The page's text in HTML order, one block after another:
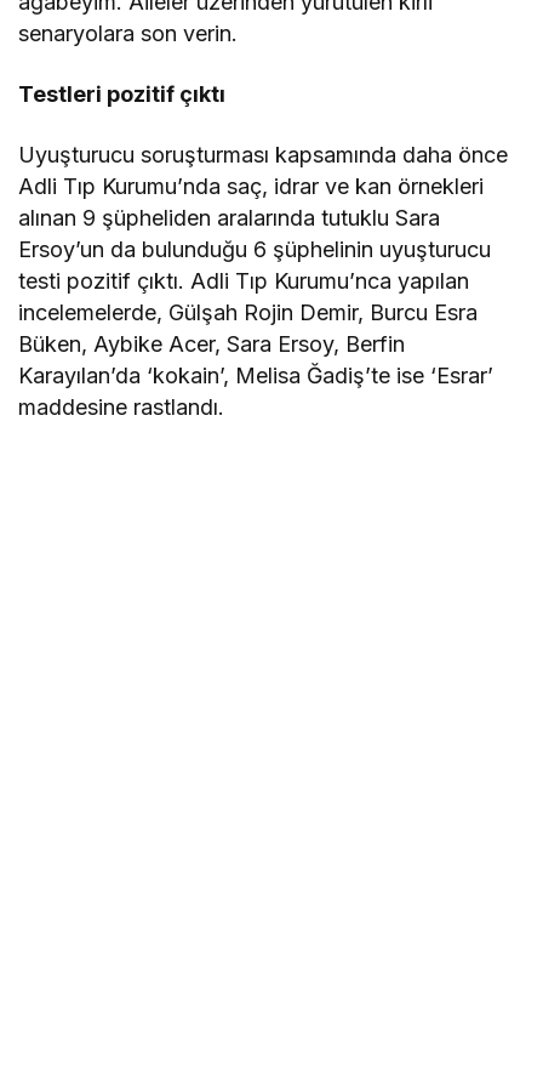
senaryolara son verin.
Testleri pozitif çıktı
Uyuşturucu soruşturması kapsamında daha önce
Adli Tıp Kurumu’nda saç, idrar ve kan örnekleri
alınan 9 şüpheliden aralarında tutuklu Sara
Ersoy’un da bulunduğu 6 şüphelinin uyuşturucu
testi pozitif çıktı. Adli Tıp Kurumu’nca yapılan
incelemelerde, Gülşah Rojin Demir, Burcu Esra
Büken, Aybike Acer, Sara Ersoy, Berfin
Karayılan’da ‘kokain’, Melisa Ğadiş’te ise ‘Esrar’
maddesine rastlandı.